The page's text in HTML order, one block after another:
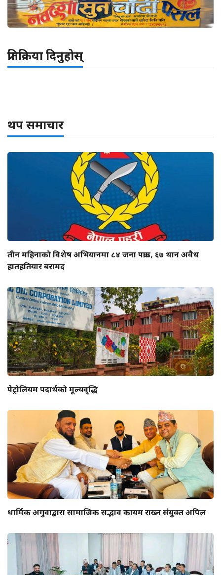
प्रतिक्रिया दिनुहोस्
थप समाचार
तीन महिनाको विशेष अभियानमा ८४ जना पक्राउ, ६७ थान अवैध
हातहतियार बरामद
पेट्रोलियम पदार्थको मूल्यवृद्धि
धार्मिक अगुवाद्वारा सामाजिक सद्भाव कायम राख्न संयुक्त अपिल